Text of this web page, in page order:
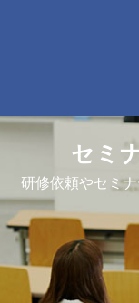
セミ
研修依頼やセミ